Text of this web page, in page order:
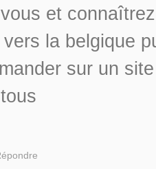
et
la belgique
sur un